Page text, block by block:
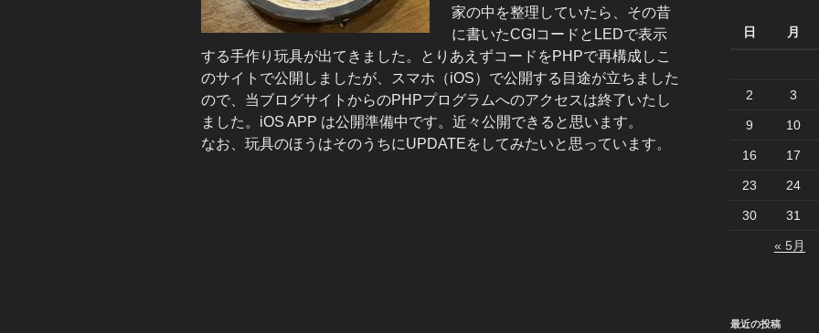
家の中を整理していたら、その昔
に書いたCGIコードとLEDで表示
する手作り玩具が出てきました。とりあえずコードをPHPで再構成しこ
のサイトで公開しましたが、スマホ（iOS）で公開する目途が立ちました
ので、当ブログサイトからのPHPプログラムへのアクセスは終了いたし
ました。iOS APP は公開準備中です。近々公開できると思います。
なお、玩具のほうはそのうちにUPDATEをしてみたいと思っています。
日 月
2 3
9 10
16 17
23 24
30 31
« 5月
最近の投稿